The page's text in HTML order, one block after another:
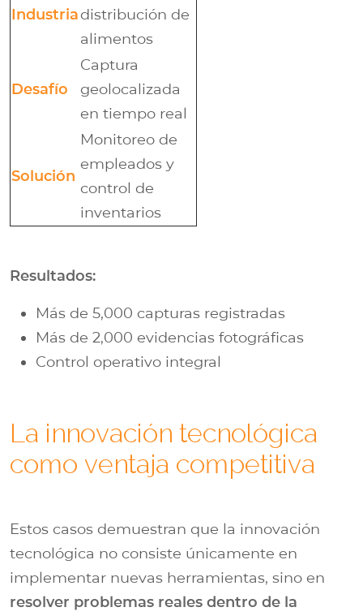
Industriadistribución de
alimentos
Desafío
Captura
geolocalizada
en tiempo real
Solución
Monitoreo de
empleados y
control de
inventarios
Resultados:
Más de 5,000 capturas registradas
Más de 2,000 evidencias fotográficas
Control operativo integral
La innovación tecnológica
como ventaja competitiva
Estos casos demuestran que la innovación
tecnológica no consiste únicamente en
implementar nuevas herramientas, sino en
resolver problemas reales dentro de la